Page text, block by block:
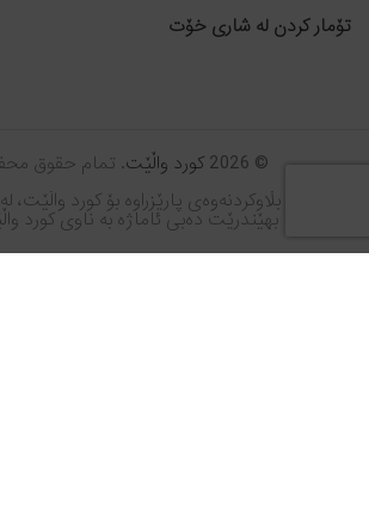
تۆمار کردن لە شاری خۆت
© 2026 کورد واڵێت. تمام حقوق
© مافی بڵاوکردنەوەی پارێزراوە بۆ کورد
بهێندرێت دەبی ئاماژە بە ناوی کورد